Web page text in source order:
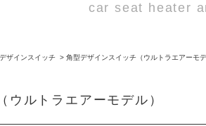
car seat heater
ザインスイッチ > 角型デザインスイッチ（ウルトラエアーモデ
ウルトラエアーモデル）